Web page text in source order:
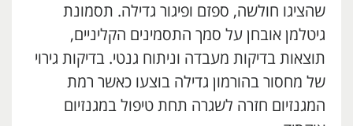
שהציגו חולשה, ספזם ופיגור גדילה. תסמונת
גיטלמן אובחן על סמך התסמינים הקליניים,
תוצאות בדיקות מעבדה וניתוח גנטי. בדיקות גירוי
של מחסור בהורמון גדילה בוצעו כאשר רמת
המגנזיום חזרה לשגרה תחת טיפול במגנזיום